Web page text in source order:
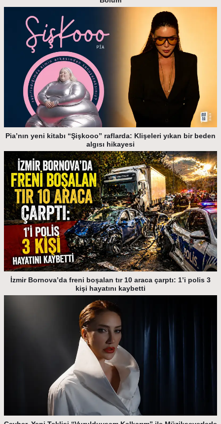
Pia’nın yeni kitabı “Şişkooo” raflarda: Klişeleri yıkan bir beden
algısı hikayesi
İzmir Bornova’da freni boşalan tır 10 araca çarptı: 1’i polis 3
kişi hayatını kaybetti